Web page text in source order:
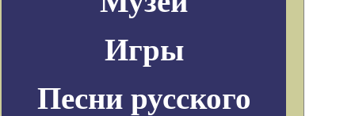
Игры
Песни русского